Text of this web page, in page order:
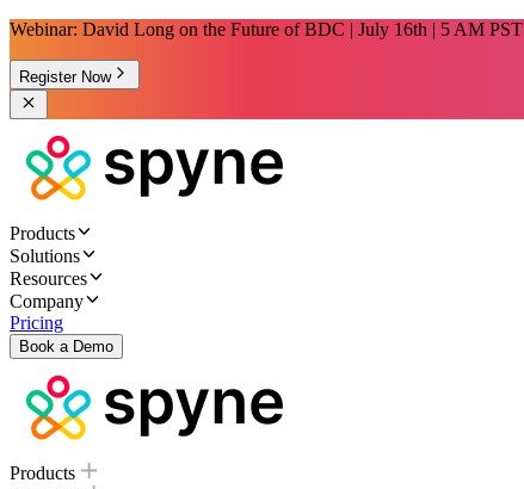
Webinar: David Long on the Future of BDC | July 16th | 5 AM PST
Register Now
Products
Solutions
Resources
Company
Pricing
Book a Demo
Products